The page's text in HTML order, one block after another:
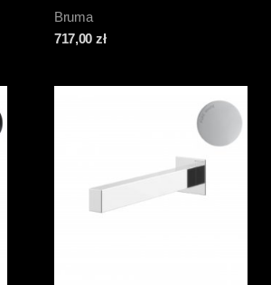
Bruma
717,00 zł